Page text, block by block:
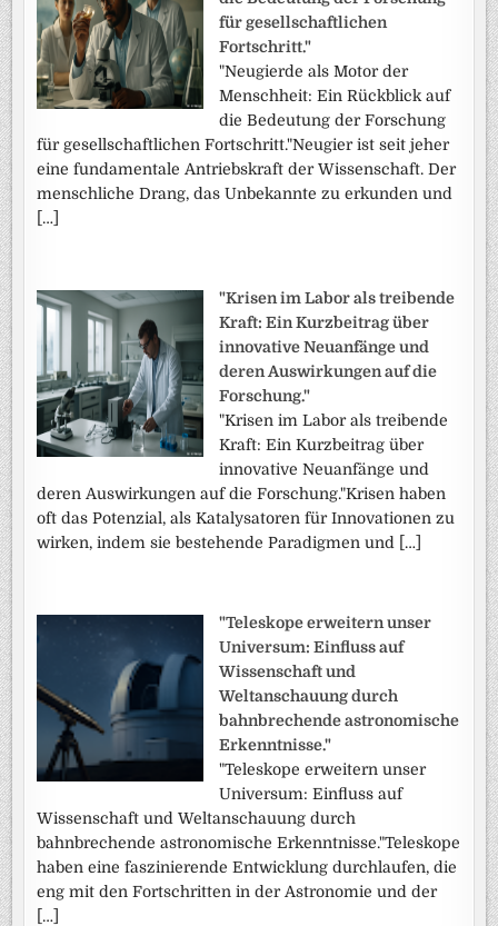
für gesellschaftlichen
Fortschritt."
"Neugierde als Motor der
Menschheit: Ein Rückblick auf
die Bedeutung der Forschung
für gesellschaftlichen Fortschritt."Neugier ist seit jeher
eine fundamentale Antriebskraft der Wissenschaft. Der
menschliche Drang, das Unbekannte zu erkunden und
[…]
"Krisen im Labor als treibende
Kraft: Ein Kurzbeitrag über
innovative Neuanfänge und
deren Auswirkungen auf die
Forschung."
"Krisen im Labor als treibende
Kraft: Ein Kurzbeitrag über
innovative Neuanfänge und
deren Auswirkungen auf die Forschung."Krisen haben
oft das Potenzial, als Katalysatoren für Innovationen zu
wirken, indem sie bestehende Paradigmen und […]
"Teleskope erweitern unser
Universum: Einfluss auf
Wissenschaft und
Weltanschauung durch
bahnbrechende astronomische
Erkenntnisse."
"Teleskope erweitern unser
Universum: Einfluss auf
Wissenschaft und Weltanschauung durch
bahnbrechende astronomische Erkenntnisse."Teleskope
haben eine faszinierende Entwicklung durchlaufen, die
eng mit den Fortschritten in der Astronomie und der
[…]